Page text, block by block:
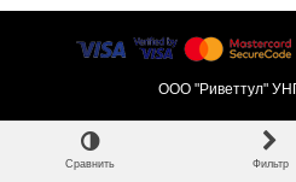
ООО "Риветтул"
Сравнить Фильтр